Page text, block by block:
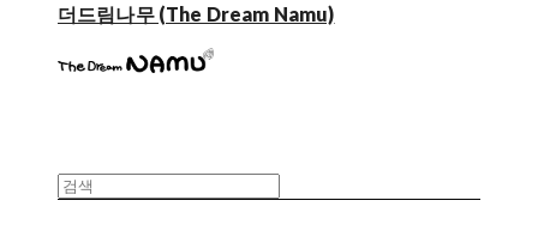
더드림나무 (The Dream Namu)